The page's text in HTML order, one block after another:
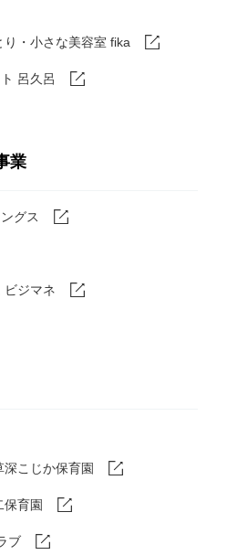
・小さな美容室 fika
呂久呂
業
グス
ビジマネ
こじか保育園
保育園
ブ